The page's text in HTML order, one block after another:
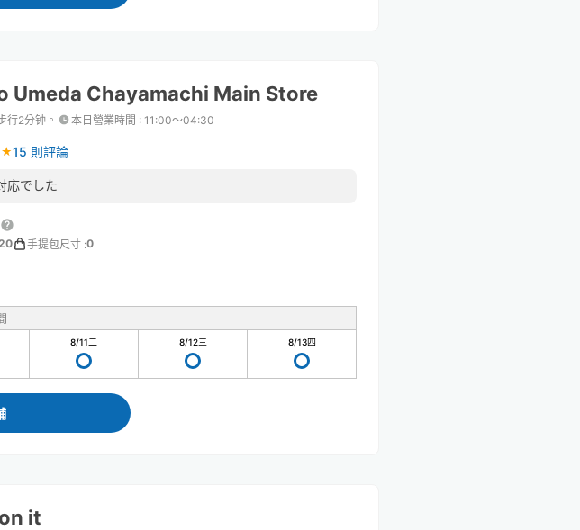
Umeda Chayamachi Main Store
行2分钟。 本日營業時間 : 11:00〜04:30
★
★15 則評論
応でした
手提包尺寸 :0
8/11二 8/12三 8/13四
it